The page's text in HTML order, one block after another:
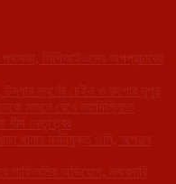
পথসভা, সিপিআইএমের অপপ্রচারের
উদ্ধার স্বর্ণের চেইন ও রুপোর নূপুর
সামনে রেখে নয়াদিল্লিতে
শীর্ষ নেতৃত্বের
থানার নবনিযুক্ত ওসি, অপরাধ
গাফিলতির অভিযোগ, নজরদারি